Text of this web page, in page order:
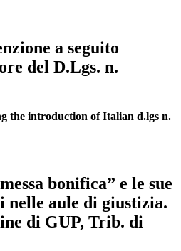
a seguito
del D.Lgs. n.
the introduction of Italian d.lgs n.
bonifica” e le sue
nelle aule di giustizia.
di GUP, Trib. di